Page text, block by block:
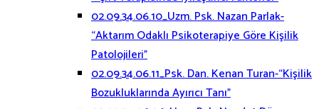
02.09.34.06.10_Uzm. Psk. Nazan Parlak-
“Aktarım Odaklı Psikoterapiye Göre Kişilik
Patolojileri”
02.09.34.06.11_Psk. Dan. Kenan Turan-“Kişilik
Bozukluklarında Ayırıcı Tanı”